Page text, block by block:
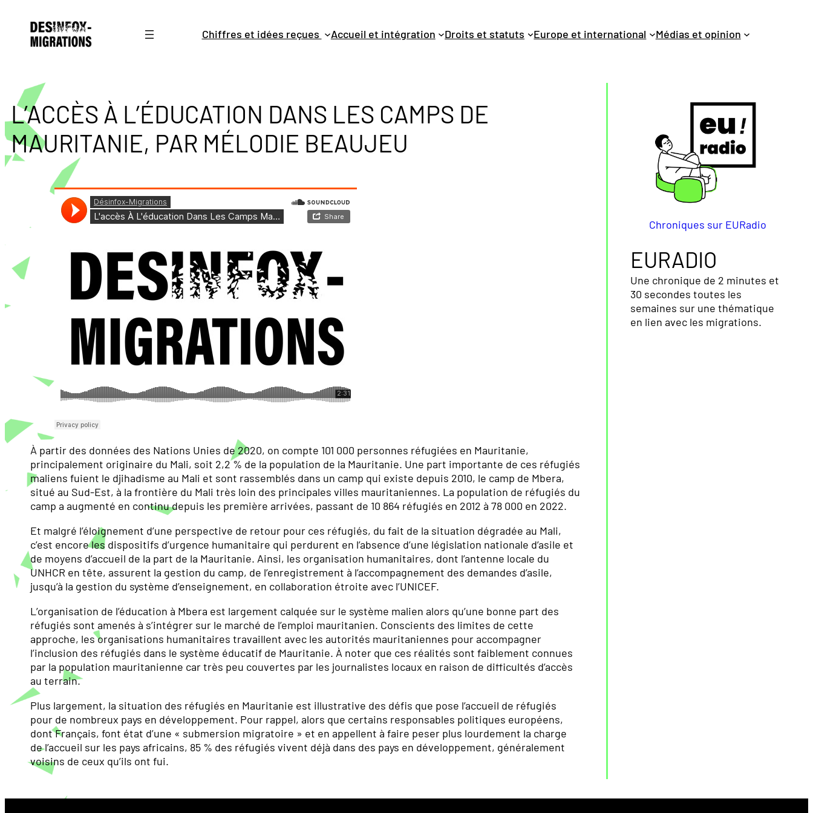
contenu
Chiffres et idées reçues Accueil et intégration Droits et statuts Europe et international Médias et opinion
L’ACCÈS À L’ÉDUCATION DANS LES CAMPS DE
MAURITANIE, PAR MÉLODIE BEAUJEU
À partir des données des Nations Unies de 2020, on compte 101 000 personnes réfugiées en Mauritanie,
principalement originaire du Mali, soit 2,2 % de la population de la Mauritanie. Une part importante de ces réfugiés
maliens fuient le djihadisme au Mali et sont rassemblés dans un camp qui existe depuis 2010, le camp de Mbera,
situé au Sud-Est, à la frontière du Mali très loin des principales villes mauritaniennes. La population de réfugiés du
camp a augmenté en continu depuis les première arrivées, passant de 10 864 réfugiés en 2012 à 78 000 en 2022.
Et malgré l’éloignement d’une perspective de retour pour ces réfugiés, du fait de la situation dégradée au Mali,
c’est encore les dispositifs d’urgence humanitaire qui perdurent en l’absence d’une législation nationale d’asile et
de moyens d’accueil de la part de la Mauritanie. Ainsi, les organisation humanitaires, dont l’antenne locale du
UNHCR en tête, assurent la gestion du camp, de l’enregistrement à l’accompagnement des demandes d’asile,
jusqu’à la gestion du système d’enseignement, en collaboration étroite avec l’UNICEF.
L’organisation de l’éducation à Mbera est largement calquée sur le système malien alors qu’une bonne part des
réfugiés sont amenés à s’intégrer sur le marché de l’emploi mauritanien. Conscients des limites de cette
approche, les organisations humanitaires travaillent avec les autorités mauritaniennes pour accompagner
l’inclusion des réfugiés dans le système éducatif de Mauritanie. À noter que ces réalités sont faiblement connues
par la population mauritanienne car très peu couvertes par les journalistes locaux en raison de difficultés d’accès
au terrain.
Plus largement, la situation des réfugiés en Mauritanie est illustrative des défis que pose l’accueil de réfugiés
pour de nombreux pays en développement. Pour rappel, alors que certains responsables politiques européens,
dont Français, font état d’une « submersion migratoire » et en appellent à faire peser plus lourdement la charge
de l’accueil sur les pays africains, 85 % des réfugiés vivent déjà dans des pays en développement, généralement
voisins de ceux qu’ils ont fui.
Chroniques sur EURadio
EURADIO
Une chronique de 2 minutes et
30 secondes toutes les
semaines sur une thématique
en lien avec les migrations.